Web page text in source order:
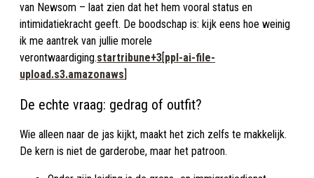
van Newsom – laat zien dat het hem vooral status en
intimidatiekracht geeft. De boodschap is: kijk eens hoe weinig
ik me aantrek van jullie morele
verontwaardiging.startribune+3[ppl-ai-file-
upload.s3.amazonaws]​
De echte vraag: gedrag of outfit?
Wie alleen naar de jas kijkt, maakt het zich zelfs te makkelijk.
De kern is niet de garderobe, maar het patroon.